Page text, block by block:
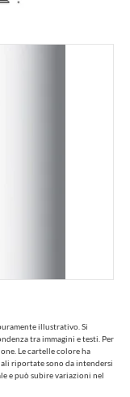
illustrativo. Si
tra immagini e testi. Per
Le cartelle colore ha
riportate sono da intendersi
e può subire variazioni nel